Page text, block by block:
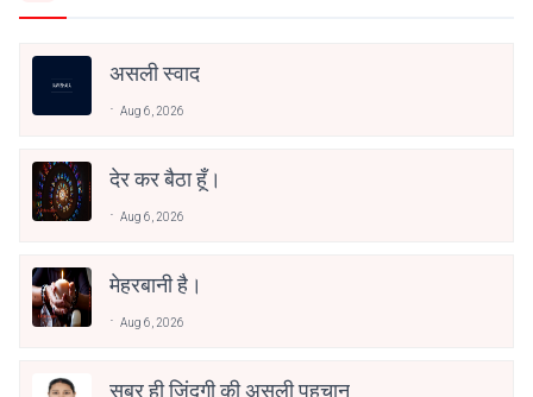
असली स्वाद
Aug 6, 2026
देर कर बैठा हूँ।
Aug 6, 2026
मेहरबानी है।
Aug 6, 2026
सब्र ही जिंदगी की असली पहचान